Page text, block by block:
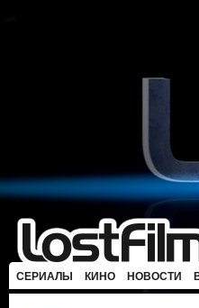
СЕРИАЛЫ КИНО НОВОСТИ